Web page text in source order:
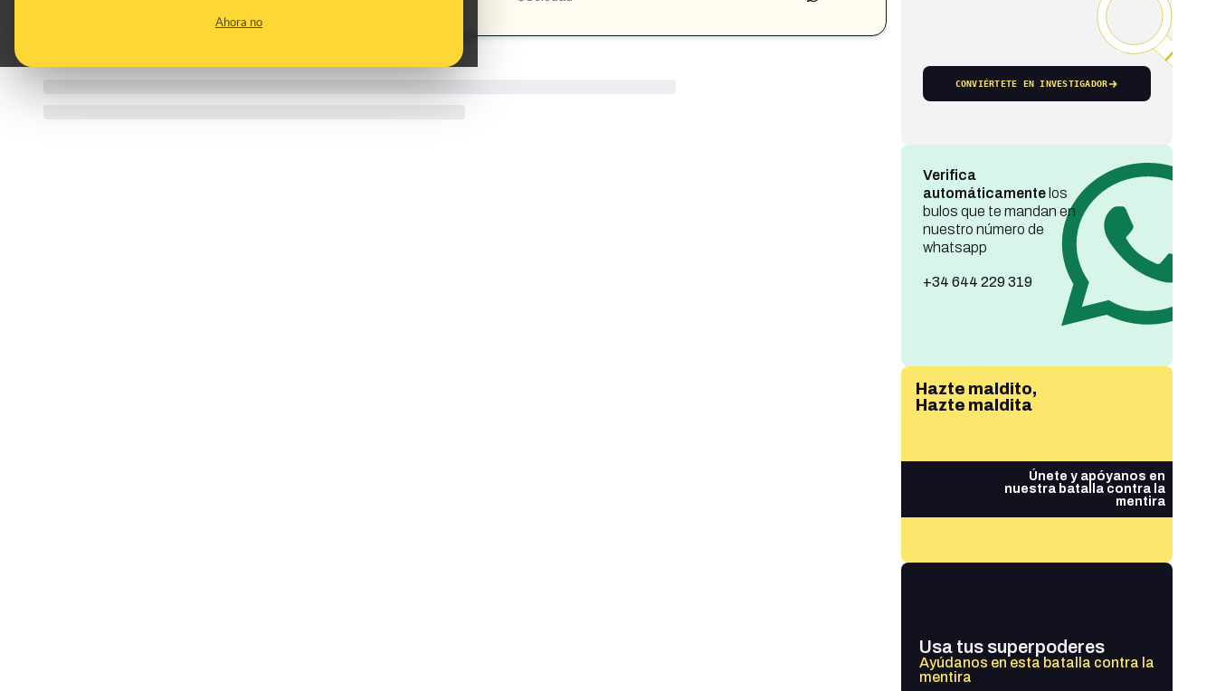
Ahora no
CONVIÉRTETE EN INVESTIGADOR
Verifica
automáticamentelos
bulos que te mandan en
nuestro número de
whatsapp
+34 644 229 319
Hazte maldito,
Hazte maldita
Únete y apóyanos en
nuestra batalla contra la
mentira
Usa tus superpoderes
Ayúdanos en esta batalla contra la
mentira